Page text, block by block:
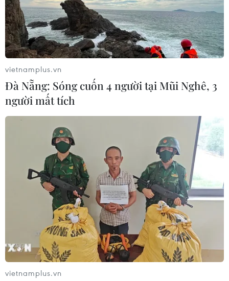
vietnamplus.vn
Đà Nẵng: Sóng cuốn 4 người tại Mũi Nghê, 3
người mất tích
vietnamplus.vn